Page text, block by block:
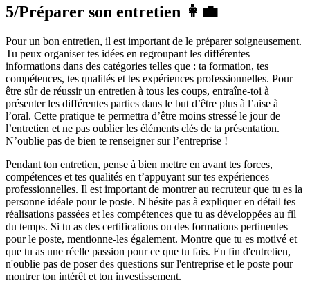
5/Préparer son entretien 👩‍💼
Pour un bon entretien, il est important de le préparer soigneusement.
Tu peux organiser tes idées en regroupant les différentes
informations dans des catégories telles que : ta formation, tes
compétences, tes qualités et tes expériences professionnelles. Pour
être sûr de réussir un entretien à tous les coups, entraîne-toi à
présenter les différentes parties dans le but d’être plus à l’aise à
l’oral. Cette pratique te permettra d’être moins stressé le jour de
l’entretien et ne pas oublier les éléments clés de ta présentation.
N’oublie pas de bien te renseigner sur l’entreprise !
Pendant ton entretien, pense à bien mettre en avant tes forces,
compétences et tes qualités en t’appuyant sur tes expériences
professionnelles. Il est important de montrer au recruteur que tu es la
personne idéale pour le poste. N'hésite pas à expliquer en détail tes
réalisations passées et les compétences que tu as développées au fil
du temps. Si tu as des certifications ou des formations pertinentes
pour le poste, mentionne-les également. Montre que tu es motivé et
que tu as une réelle passion pour ce que tu fais. En fin d'entretien,
n'oublie pas de poser des questions sur l'entreprise et le poste pour
montrer ton intérêt et ton investissement.